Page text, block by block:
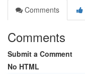
Comments
Comments
Submit a Comment
No HTML